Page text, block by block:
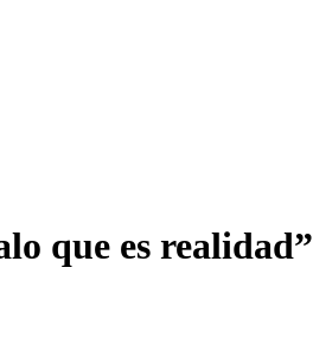
que es realidad”